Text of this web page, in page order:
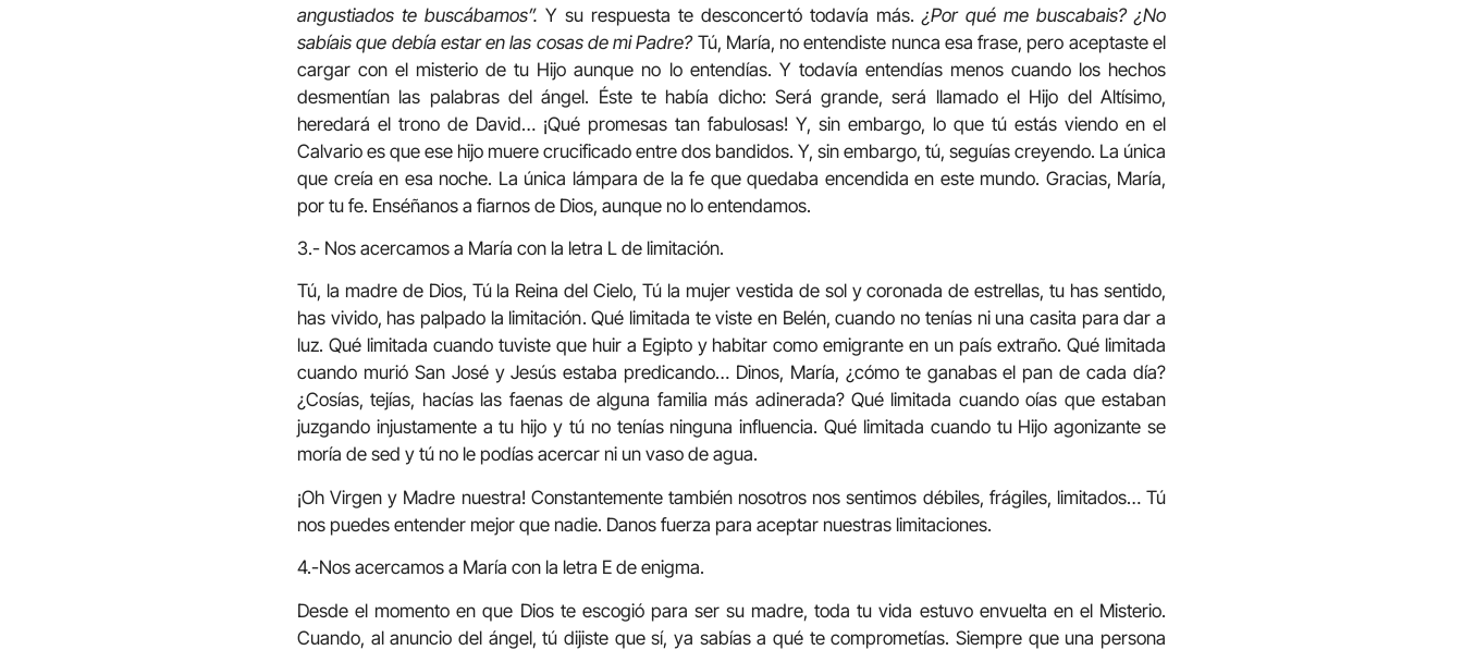
angustiados te buscábamos”. Y su respuesta te desconcertó todavía más. ¿Por qué me buscabais? ¿No
sabíais que debía estar en las cosas de mi Padre?Tú, María, no entendiste nunca esa frase, pero aceptaste el
cargar con el misterio de tu Hijo aunque no lo entendías. Y todavía entendías menos cuando los hechos
desmentían las palabras del ángel. Éste te había dicho: Será grande, será llamado el Hijo del Altísimo,
heredará el trono de David… ¡Qué promesas tan fabulosas! Y, sin embargo, lo que tú estás viendo en el
Calvario es que ese hijo muere crucificado entre dos bandidos. Y, sin embargo, tú, seguías creyendo. La única
que creía en esa noche. La única lámpara de la fe que quedaba encendida en este mundo. Gracias, María,
por tu fe. Enséñanos a fiarnos de Dios, aunque no lo entendamos.
3.- Nos acercamos a María con la letra L de limitación.
Tú, la madre de Dios, Tú la Reina del Cielo, Tú la mujer vestida de sol y coronada de estrellas, tu has sentido,
has vivido, has palpado la limitación. Qué limitada te viste en Belén, cuando no tenías ni una casita para dar a
luz. Qué limitada cuando tuviste que huir a Egipto y habitar como emigrante en un país extraño. Qué limitada
cuando murió San José y Jesús estaba predicando… Dinos, María, ¿cómo te ganabas el pan de cada día?
¿Cosías, tejías, hacías las faenas de alguna familia más adinerada? Qué limitada cuando oías que estaban
juzgando injustamente a tu hijo y tú no tenías ninguna influencia. Qué limitada cuando tu Hijo agonizante se
moría de sed y tú no le podías acercar ni un vaso de agua.
¡Oh Virgen y Madre nuestra! Constantemente también nosotros nos sentimos débiles, frágiles, limitados… Tú
nos puedes entender mejor que nadie. Danos fuerza para aceptar nuestras limitaciones.
4.-Nos acercamos a María con la letra E de enigma.
Desde el momento en que Dios te escogió para ser su madre, toda tu vida estuvo envuelta en el Misterio.
Cuando, al anuncio del ángel, tú dijiste que sí, ya sabías a qué te comprometías. Siempre que una persona